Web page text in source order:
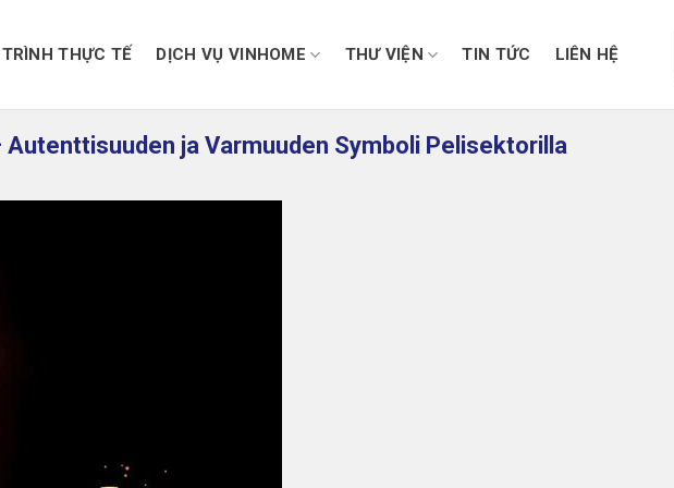
THỰC TẾ DỊCH VỤ VINHOME THƯ VIỆN TIN TỨC LIÊN HỆ
Autenttisuuden ja Varmuuden Symboli Pelisektorilla